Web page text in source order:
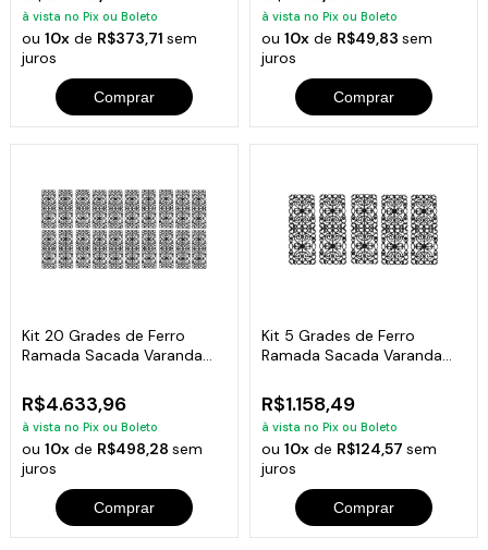
à vista no Pix ou Boleto
ou10x de R$373,71sem
juros
Comprar
à vista no Pix ou Boleto
ou 10xde R$49,83 sem
juros
Comprar
Kit 20 Grades de Ferro
Ramada Sacada Varanda
R$4.633,96
à vista no Pix ou Boleto
ou10x de R$498,28sem
juros
Comprar
Kit 5 Grades de Ferro
Ramada Sacada Varanda
R$1.158,49
à vista no Pix ou Boleto
ou 10xde R$124,57 sem
juros
Comprar